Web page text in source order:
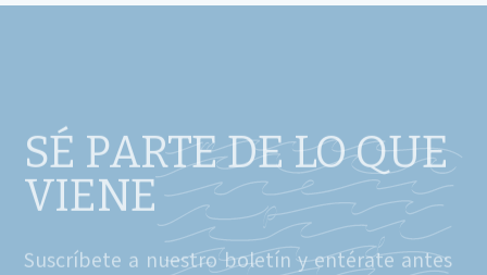
SÉ PARTE DE LO QUE
VIENE
Suscríbete a nuestro boletín y entérate antes